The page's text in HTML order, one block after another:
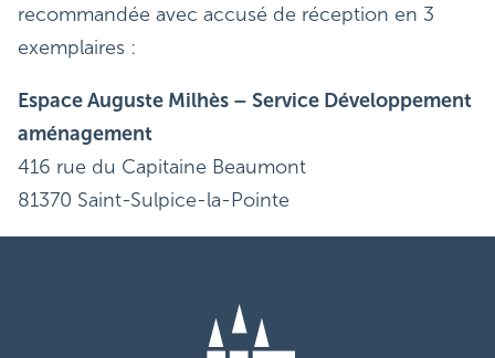
recommandée avec accusé de réception en 3
exemplaires :
Espace Auguste Milhès – Service Développement
aménagement
416 rue du Capitaine Beaumont
81370 Saint-Sulpice-la-Pointe